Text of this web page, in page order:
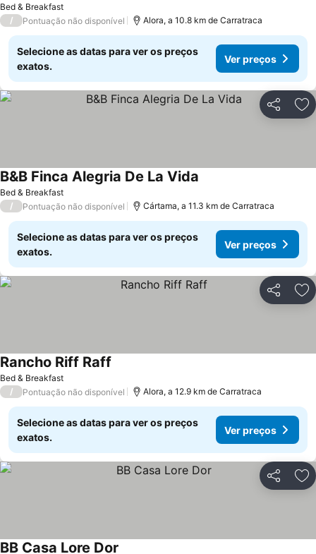
Bed & Breakfast
/ Pontuação não disponível Alora, a 10.8 km de Carratraca
Selecione as datas para ver os preços
exatos.
Ver preços
Partilhar
Bed & Breakfast
B&B Finca Alegria De La Vida
/ Pontuação não disponível Cártama, a 11.3 km de Carratraca
Selecione as datas para ver os preços
exatos.
Ver preços
Partilhar
Bed & Breakfast
Rancho Riff Raff
/ Pontuação não disponível Alora, a 12.9 km de Carratraca
Selecione as datas para ver os preços
exatos.
Ver preços
Partilhar
BB Casa Lore Dor